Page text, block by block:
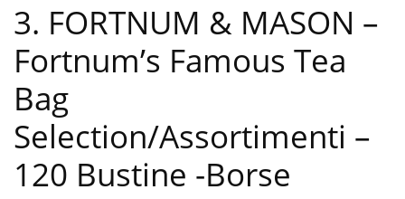
3. FORTNUM & MASON –
Fortnum’s Famous Tea
Bag
Selection/Assortimenti –
120 Bustine -Borse